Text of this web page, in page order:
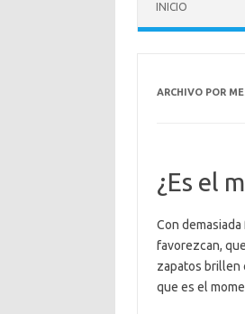
INICIO
ARCHIVO POR
¿Es el
Con
favorezcan,
zapatos brillen
que es el